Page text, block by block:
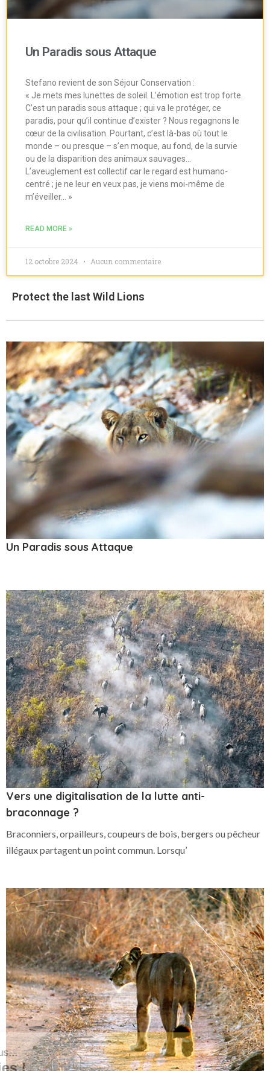
Un Paradis sous Attaque
Stefano revient de son Séjour Conservation :
« Je mets mes lunettes de soleil. L’émotion est trop forte.
C’est un paradis sous attaque ; qui va le protéger, ce
paradis, pour qu’il continue d’exister ? Nous regagnons le
cœur de la civilisation. Pourtant, c’est là-bas où tout le
monde – ou presque – s’en moque, au fond, de la survie
ou de la disparition des animaux sauvages…
L’aveuglement est collectif car le regard est humano-
centré ; je ne leur en veux pas, je viens moi-même de
m’éveiller… »
READ MORE »
12 octobre 2024 Aucun commentaire
Protect the last Wild Lions
Un Paradis sous Attaque
Vers une digitalisation de la lutte anti-
braconnage ?
Braconniers, orpailleurs, coupeurs de bois, bergers ou pêcheur
illégaux partagent un point commun. Lorsqu’